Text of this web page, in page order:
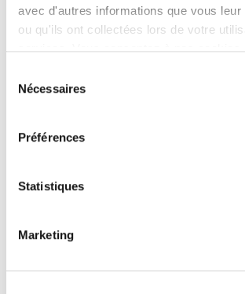
avec d'autres informations que vous leur
ou qu'ils ont collectées lors de votre
Nécessaires
Préférences
Statistiques
Marketing